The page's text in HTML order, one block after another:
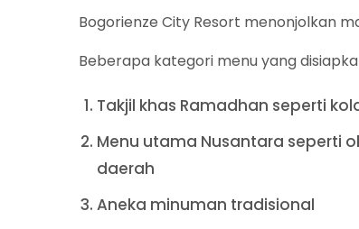
Bogorienze City Resort menonjolkan
Beberapa kategori menu yang
Takjil khas Ramadhan seperti
Menu utama Nusantara seperti
daerah
Aneka minuman tradisional